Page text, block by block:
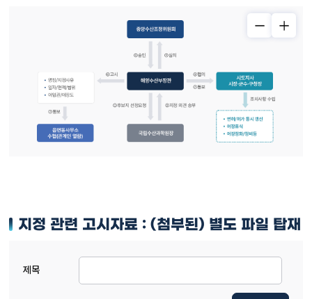
지정 관련 고시자료 : (첨부된) 별도 파일 탑재
제목